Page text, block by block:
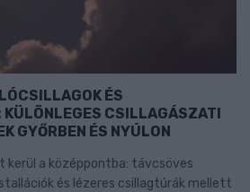
ÉS
KÜLÖNLEGES CSILLAGÁSZATI
GYŐRBEN ÉS NYÚLON
kerül a középpontba: távcsöves
és lézeres csillagtúrák mellett